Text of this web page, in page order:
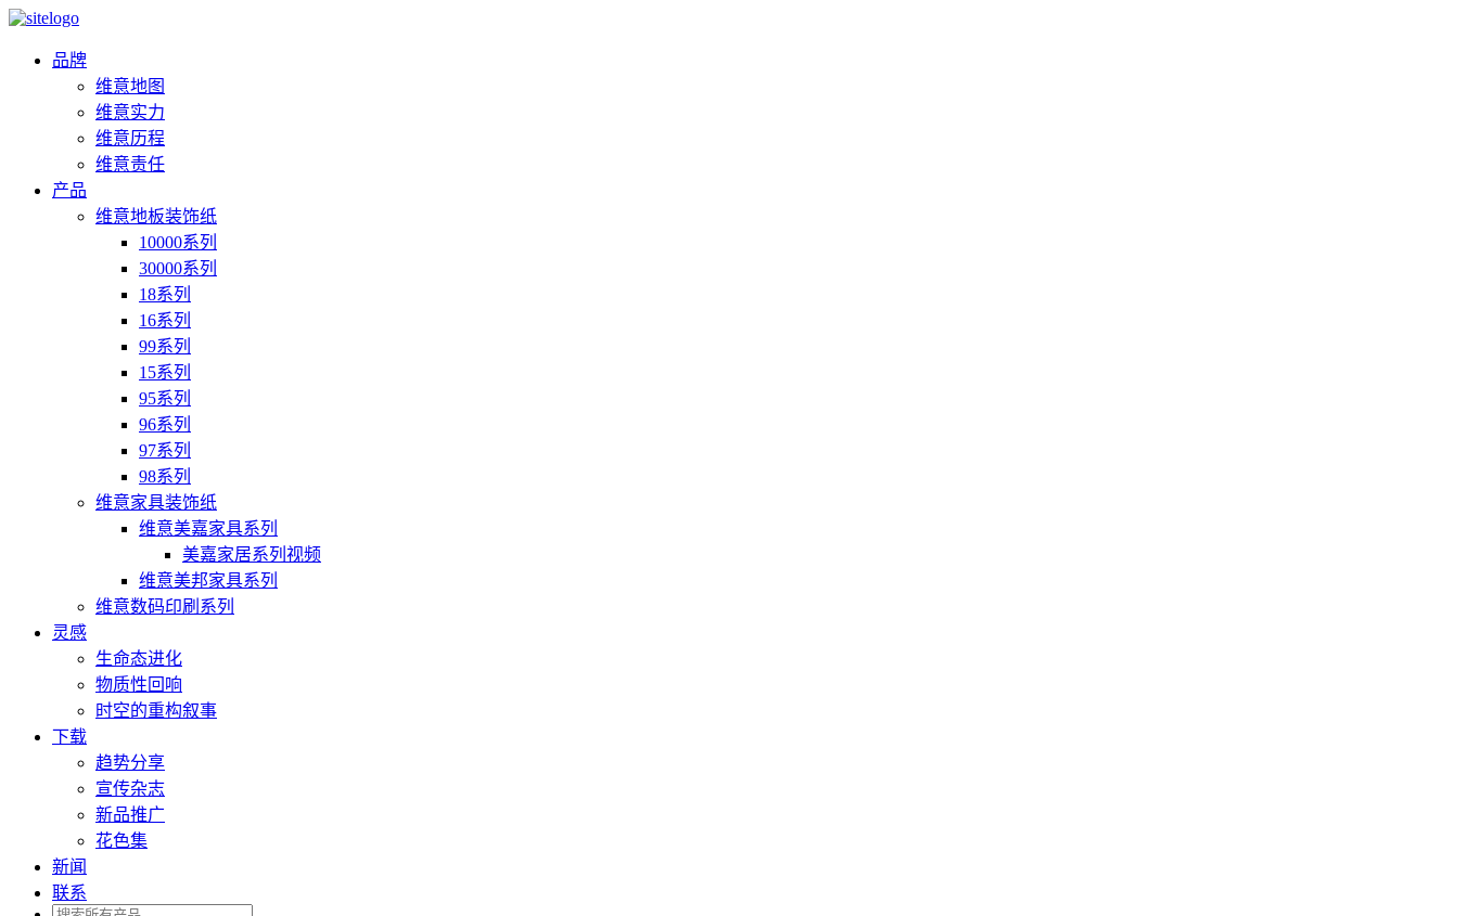
品牌
维意地图
维意实力
维意历程
维意责任
产品
维意地板装饰纸
10000系列
30000系列
18系列
16系列
99系列
15系列
95系列
96系列
97系列
98系列
维意家具装饰纸
维意美嘉家具系列
美嘉家居系列视频
维意美邦家具系列
维意数码印刷系列
灵感
生命态进化
物质性回响
时空的重构叙事
下载
趋势分享
宣传杂志
新品推广
花色集
新闻
联系